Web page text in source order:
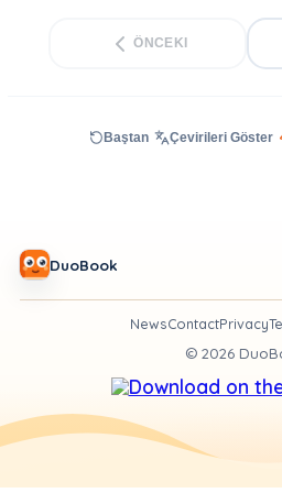
ÖNCEKI
Baştan Çevirileri Göster
DuoBook
NewsContactPrivacy
© 2026